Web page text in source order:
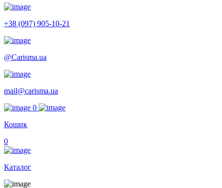
+38 (097) 905-10-21
@Carisma.ua
mail@carisma.ua
0
Кошик
0
Каталог